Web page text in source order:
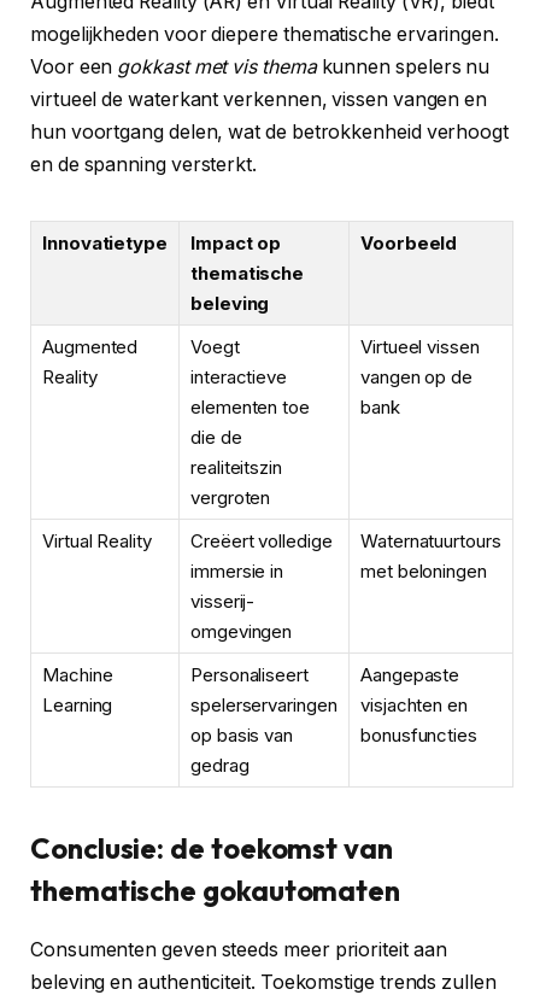
mogelijkheden voor diepere thematische ervaringen.
Voor een gokkast met vis themakunnen spelers nu
virtueel de waterkant verkennen, vissen vangen en
hun voortgang delen, wat de betrokkenheid verhoogt
en de spanning versterkt.
Innovatietype
Impact op
thematische
beleving
Voorbeeld
Augmented
Reality
Voegt
interactieve
elementen toe
die de
realiteitszin
vergroten
Virtueel vissen
vangen op de
bank
Virtual Reality
Creëert volledige
immersie in
visserij-
omgevingen
Waternatuurtours
met beloningen
Machine
Learning
Personaliseert
spelerservaringen
op basis van
gedrag
Aangepaste
visjachten en
bonusfuncties
Conclusie: de toekomst van
thematische gokautomaten
Consumenten geven steeds meer prioriteit aan
beleving en authenticiteit. Toekomstige trends zullen